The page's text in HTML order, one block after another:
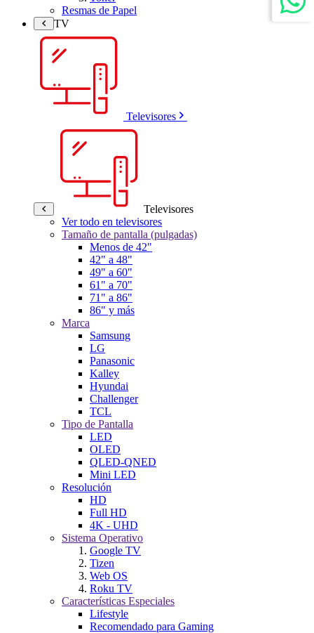
Resmas de Papel
TV
Televisores
Televisores
Ver todo en televisores
Tamaño de pantalla (pulgadas)
Menos de 42"
42" a 48"
49" a 60"
61" a 70"
71" a 86"
86" y más
Marca
Samsung
LG
Panasonic
Kalley
Hyundai
Challenger
TCL
Tipo de Pantalla
LED
OLED
QLED-QNED
Mini LED
Resolución
HD
Full HD
4K - UHD
Sistema Operativo
Google TV
Tizen
Web OS
Roku TV
Características Especiales
Lifestyle
Recomendado para Gaming